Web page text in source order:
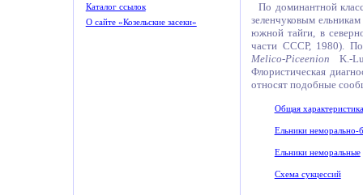
Каталог ссылок
О сайте «Козельские засеки»
По доминантной
зеленчуковым
южной тайги, в
части СССР, 1980). По
Melico-Piceenion K.-
Флористическая
относят подобные
Общая характеристика
Ельники неморально-
Ельники неморальные
Схема сукцессий